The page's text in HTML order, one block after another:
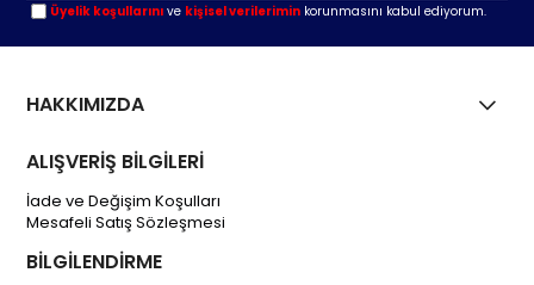
Üyelik koşullarını ve kişisel verilerimin korunmasını kabul ediyorum.
HAKKIMIZDA
ALIŞVERİŞ BİLGİLERİ
İade ve Değişim Koşulları
Mesafeli Satış Sözleşmesi
BİLGİLENDİRME